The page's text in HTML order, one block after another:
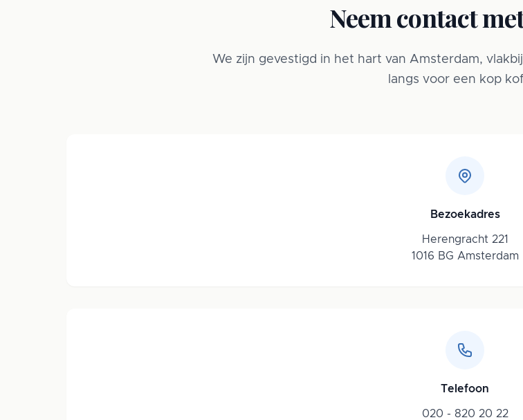
Neem contact
We zijn gevestigd in het hart van Amsterdam,
langs voor een kop
Bezoekadres
Herengracht 221
1016 BG Amsterdam
Telefoon
020 - 820 20 22